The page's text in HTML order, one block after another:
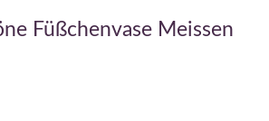
Füßchenvase Meissen